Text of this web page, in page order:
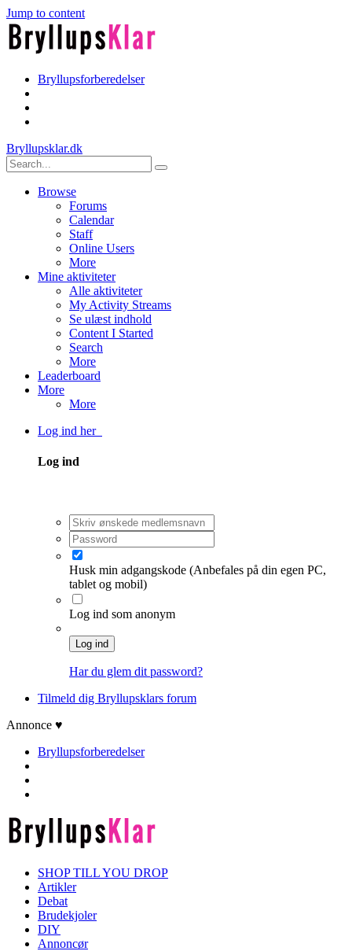
Jump to content
Bryllupsforberedelser
Bryllupsklar.dk
Browse
Forums
Calendar
Staff
Online Users
More
Mine aktiviteter
Alle aktiviteter
My Activity Streams
Se ulæst indhold
Content I Started
Search
More
Leaderboard
More
More
Log ind her
Log ind
Husk min adgangskode (Anbefales på din egen PC,
tablet og mobil)
Log ind som anonym
Log ind
Har du glem dit password?
Tilmeld dig Bryllupsklars forum
Annonce ♥
Bryllupsforberedelser
SHOP TILL YOU DROP
Artikler
Debat
Brudekjoler
DIY
Annoncør